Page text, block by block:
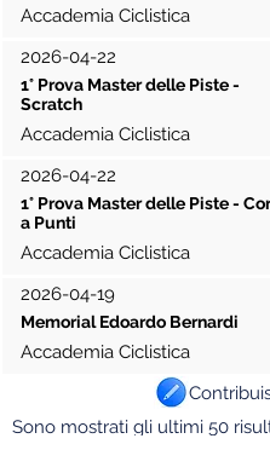
Accademia Ciclistica
2026-04-22
1° Prova Master delle Piste -
Scratch
Accademia Ciclistica
2026-04-22
1° Prova Master delle Piste -
a Punti
Accademia Ciclistica
2026-04-19
Memorial Edoardo Bernardi
Accademia Ciclistica
Sono mostrati gli ultimi 50